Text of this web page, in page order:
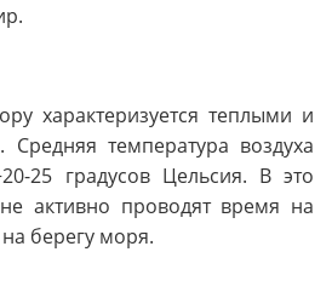
характеризуется теплыми и
температура воздуха
25 градусов Цельсия. В это
активно проводят время на
берегу моря.